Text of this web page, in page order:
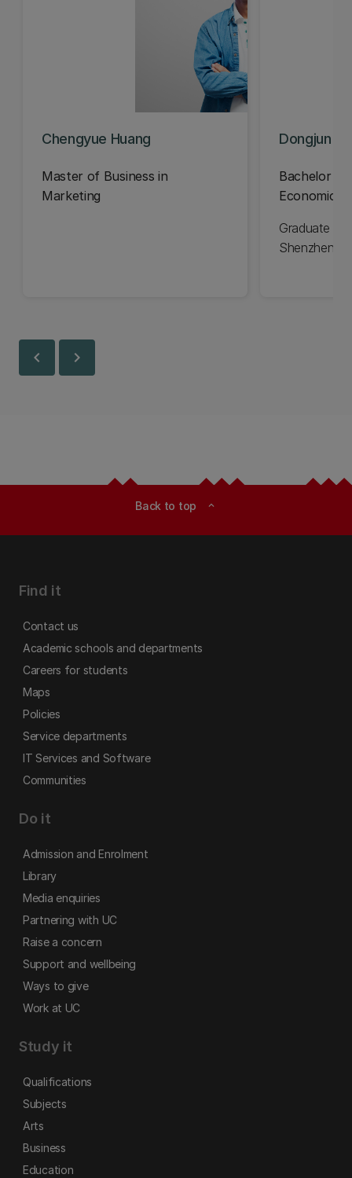
Chengyue Huang
Master of Business in
Marketing
Dongjun
Bachelor of
Economics
Graduate
Shenzhen,
chevron_left chevron_right
Back to top expand_less
Find it
Contact us
Academic schools and departments
Careers for students
Maps
Policies
Service departments
IT Services and Software
Communities
Do it
Admission and Enrolment
Library
Media enquiries
Partnering with UC
Raise a concern
Support and wellbeing
Ways to give
Work at UC
Study it
Qualifications
Subjects
Arts
Business
Education